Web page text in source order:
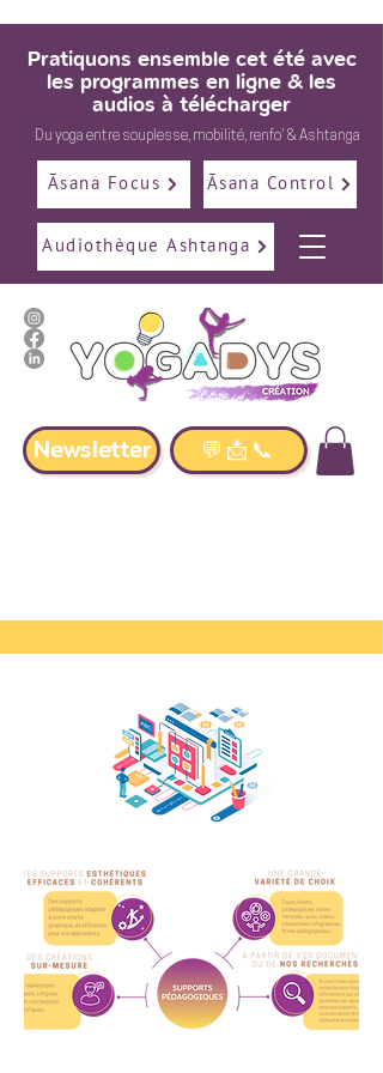
Pratiquons ensemble cet été avec
les programmes en ligne & les
audios à télécharger
Du yoga entre souplesse, mobilité, renfo' &Ashtanga
Āsana Focus Āsana Control
Audiothèque Ashtanga
Newsletter 💬📩📞